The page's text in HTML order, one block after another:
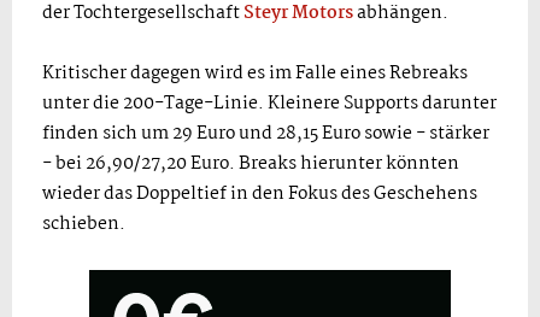
der TochtergesellschaftSteyr Motorsabhängen.
Kritischer dagegen wird es im Falle eines Rebreaks
unter die 200-Tage-Linie. Kleinere Supports darunter
finden sich um 29 Euro und 28,15 Euro sowie - stärker
- bei 26,90/27,20 Euro. Breaks hierunter könnten
wieder das Doppeltief in den Fokus des Geschehens
schieben.